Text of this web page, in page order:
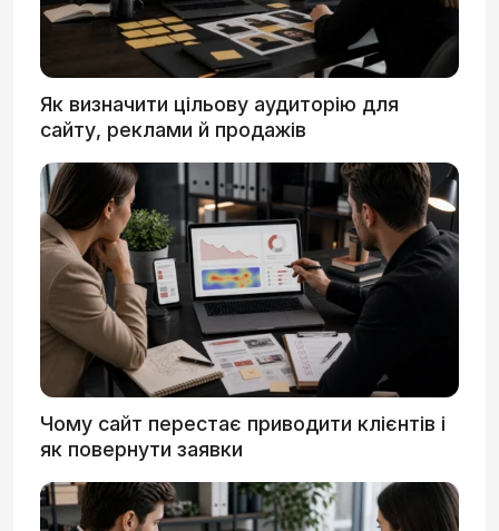
Як визначити цільову аудиторію для
сайту, реклами й продажів
Чому сайт перестає приводити клієнтів і
як повернути заявки